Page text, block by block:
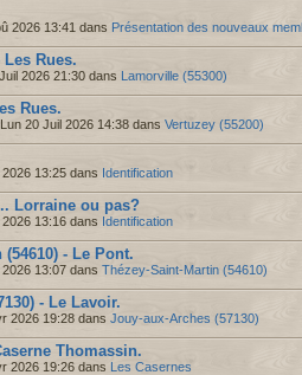
2026 13:41 dans Présentation des nouveaux
Rues.
2026 21:30 dans Lamorville (55300)
Rues.
20 Juil 2026 14:38 dans Vertuzey (55200)
13:25 dans Identification
Lorraine ou pas?
13:16 dans Identification
- Le Pont.
13:07 dans Thézey-Saint-Martin (54610)
- Le Lavoir.
2026 19:28 dans Jouy-aux-Arches (57130)
Thomassin.
2026 19:26 dans Les Casernes